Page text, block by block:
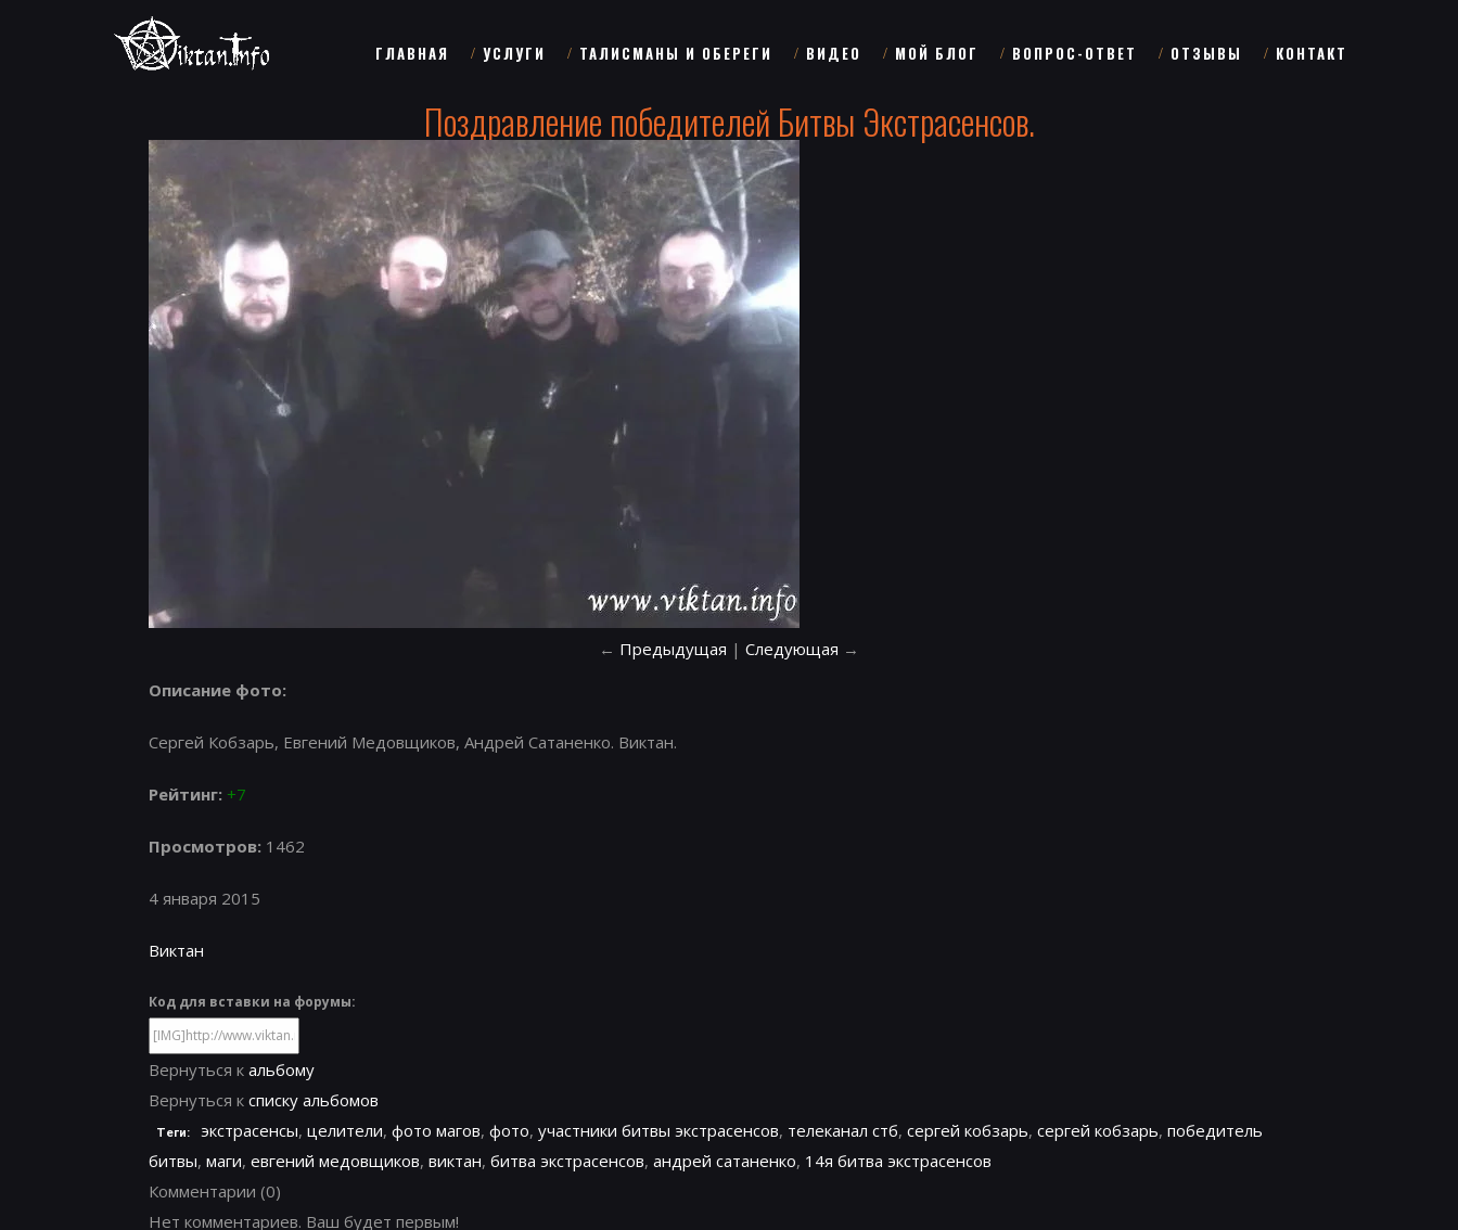
ГЛАВНАЯ УСЛУГИ ТАЛИСМАНЫ И ОБЕРЕГИ ВИДЕО МОЙ БЛОГ ВОПРОС-ОТВЕТ ОТЗЫВЫ КОНТАКТ
Поздравление победителей Битвы Экстрасенсов.
← Предыдущая | Следующая →
Описание фото:
Сергей Кобзарь, Евгений Медовщиков, Андрей Сатаненко. Виктан.
Рейтинг: +7
Просмотров: 1462
4 января 2015
Виктан
Код для вставки на форумы:
Вернуться к альбому
Вернуться к списку альбомов
Теги: экстрасенсы, целители, фото магов, фото, участники битвы экстрасенсов, телеканал стб, сергей кобзарь, сергей кобзарь, победитель
битвы, маги, евгений медовщиков, виктан, битва экстрасенсов, андрей сатаненко, 14я битва экстрасенсов
Комментарии (0)
Нет комментариев. Ваш будет первым!